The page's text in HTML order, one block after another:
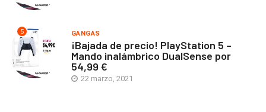
5 GANGAS
¡Bajada de precio! PlayStation 5 –
Mando inalámbrico DualSense por
54,99 €
22 marzo, 2021